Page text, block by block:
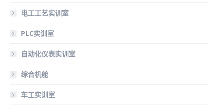
电工工艺实训室
PLC实训室
自动化仪表实训室
综合机舱
车工实训室